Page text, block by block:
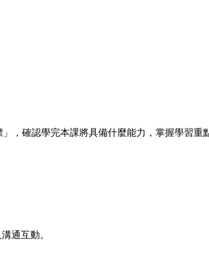
確認學完本課將具備什麼能力，掌握學習重
通互動。